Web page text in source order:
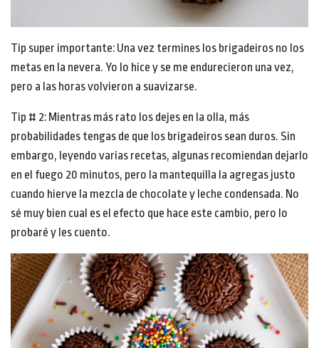
Tip super importante: Una vez termines los brigadeiros no los
metas en la nevera. Yo lo hice y se me endurecieron una vez,
pero a las horas volvieron a suavizarse.
Tip # 2: Mientras más rato los dejes en la olla, más
probabilidades tengas de que los brigadeiros sean duros. Sin
embargo, leyendo varias recetas, algunas recomiendan dejarlo
en el fuego 20 minutos, pero la mantequilla la agregas justo
cuando hierve la mezcla de chocolate y leche condensada. No
sé muy bien cual es el efecto que hace este cambio, pero lo
probaré y les cuento.